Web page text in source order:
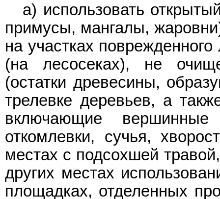
а) использовать
примусы, мангалы,
на участках
(на лесосеках), не
(остатки древесины,
трелевке деревьев, а
включающие
откомлевки, сучья,
местах с подсохшей
других местах
площадках, отделенных